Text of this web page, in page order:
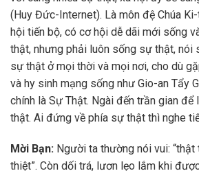
(Huy Đức-Internet). Là môn đệ Chúa
hội tiến bộ, có cơ hội dễ dãi mới sống
thật, nhưng phải luôn sống sự thật, nói
sự thật ở mọi thời và mọi nơi, cho dù
và hy sinh mạng sống như Gio-an Tẩy
chính là Sự Thật. Ngài đến trần gian
thật. Ai đứng về phía sự thật thì nghe
Mời Bạn: Người ta thường nói vui:
thiệt”. Còn dối trá, lươn lẹo lắm khi